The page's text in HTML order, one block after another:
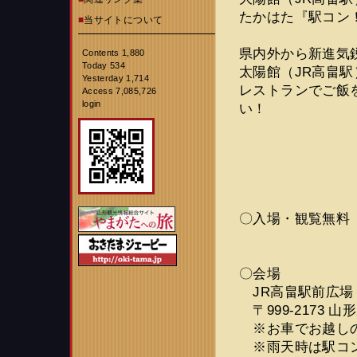
■当サイトについて
Contents 1,880
Today 534
Yesterday 1,714
Access 7,085,726
login
たかはた『駅コン
県内外から新進気
太陽館（JR高畠
レストランでご飯
い！
〇入場・観覧無料
〇会場
JR高畠駅前広場
〒999-2173 山
※お車でお越し
※雨天時は駅コ